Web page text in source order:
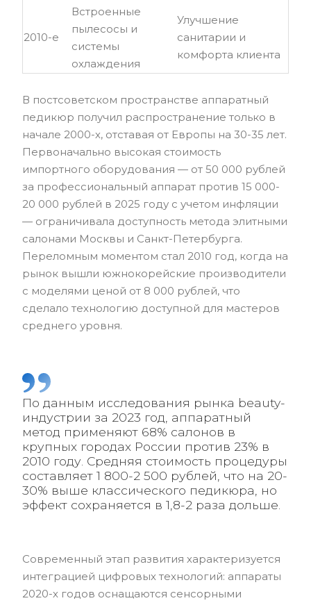
2010-е
Встроенные
пылесосы и
системы
охлаждения
Улучшение
санитарии и
комфорта клиента
В постсоветском пространстве аппаратный
педикюр получил распространение только в
начале 2000-х, отставая от Европы на 30-35 лет.
Первоначально высокая стоимость
импортного оборудования — от 50 000 рублей
за профессиональный аппарат против 15 000-
20 000 рублей в 2025 году с учетом инфляции
— ограничивала доступность метода элитными
салонами Москвы и Санкт-Петербурга.
Переломным моментом стал 2010 год, когда на
рынок вышли южнокорейские производители
с моделями ценой от 8 000 рублей, что
сделало технологию доступной для мастеров
среднего уровня.
По данным исследования рынка beauty-
индустрии за 2023 год, аппаратный
метод применяют 68% салонов в
крупных городах России против 23% в
2010 году. Средняя стоимость процедуры
составляет 1 800-2 500 рублей, что на 20-
30% выше классического педикюра, но
эффект сохраняется в 1,8-2 раза дольше.
Современный этап развития характеризуется
интеграцией цифровых технологий: аппараты
2020-х годов оснащаются сенсорными